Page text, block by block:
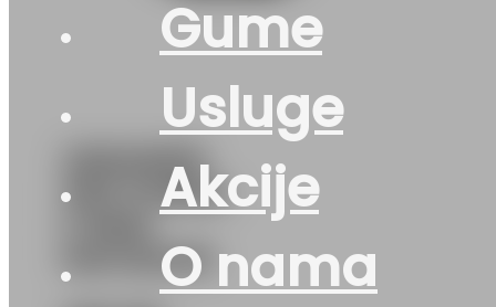
Gume
Usluge
Akcije
O nama
225/45R19
HECTORRA-
MATADOR